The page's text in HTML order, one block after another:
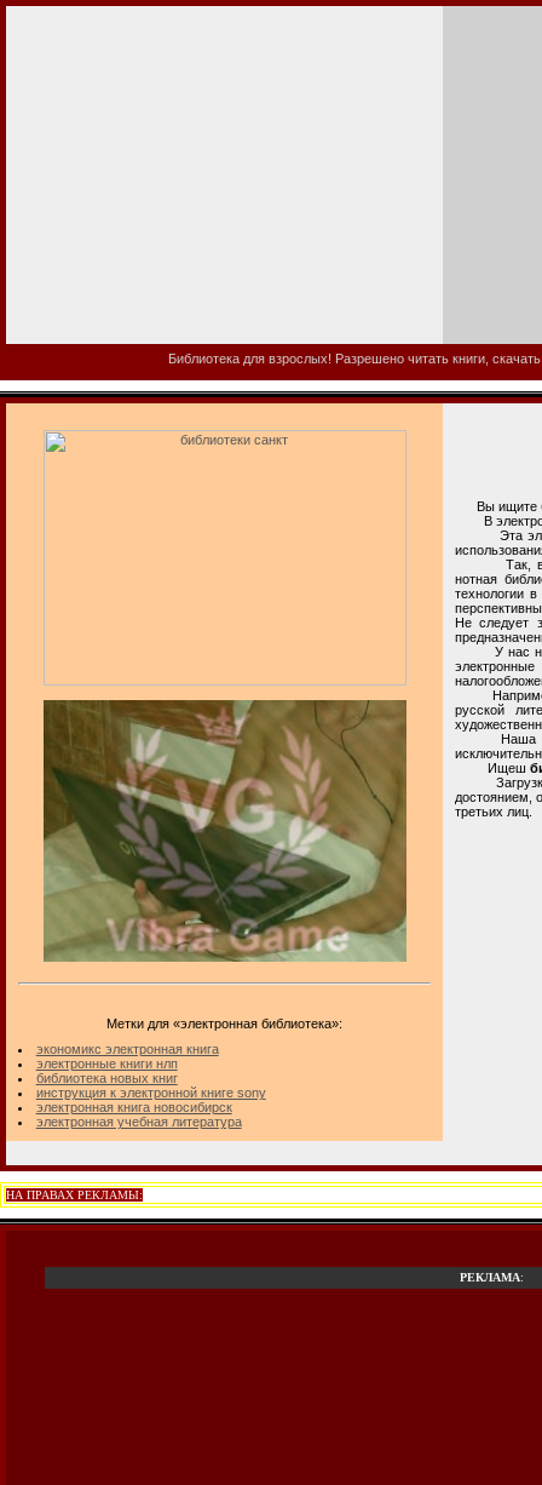
Библиотека для взрослых! Разрешено читать книги,
Метки для «электронная библиотека»:
экономикс электронная книга
электронные книги нлп
библиотека новых книг
инструкция к электронной книге sony
электронная книга новосибирск
электронная учебная литература
Вы ищите
В
Эта
Так, в
нотная
технологии
Не следует
У нас на
Например,
русской
Наша
Ищеш
Загрузка и
достоянием,
третьих лиц.
НА ПРАВАХ РЕКЛАМЫ:
РЕКЛАМА: